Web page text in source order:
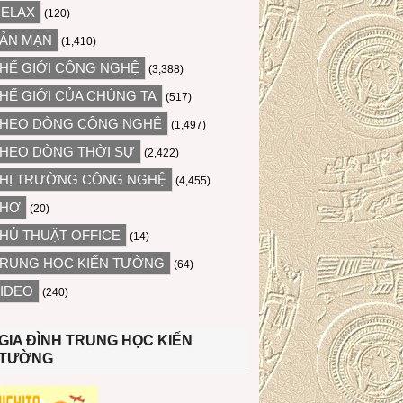
(120)
MẠN (1,410)
GIỚI CÔNG NGHỆ (3,388)
GIỚI CỦA CHÚNG TA (517)
DÒNG CÔNG NGHỆ (1,497)
DÒNG THỜI SỰ (2,422)
TRƯỜNG CÔNG NGHỆ (4,455)
(20)
THUẬT OFFICE (14)
HỌC KIẾN TƯỜNG (64)
(240)
ĐÌNH TRUNG HỌC KIẾN